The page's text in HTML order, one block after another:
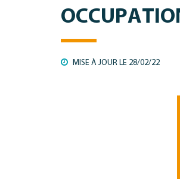
MISE À JOUR LE 28/02/22